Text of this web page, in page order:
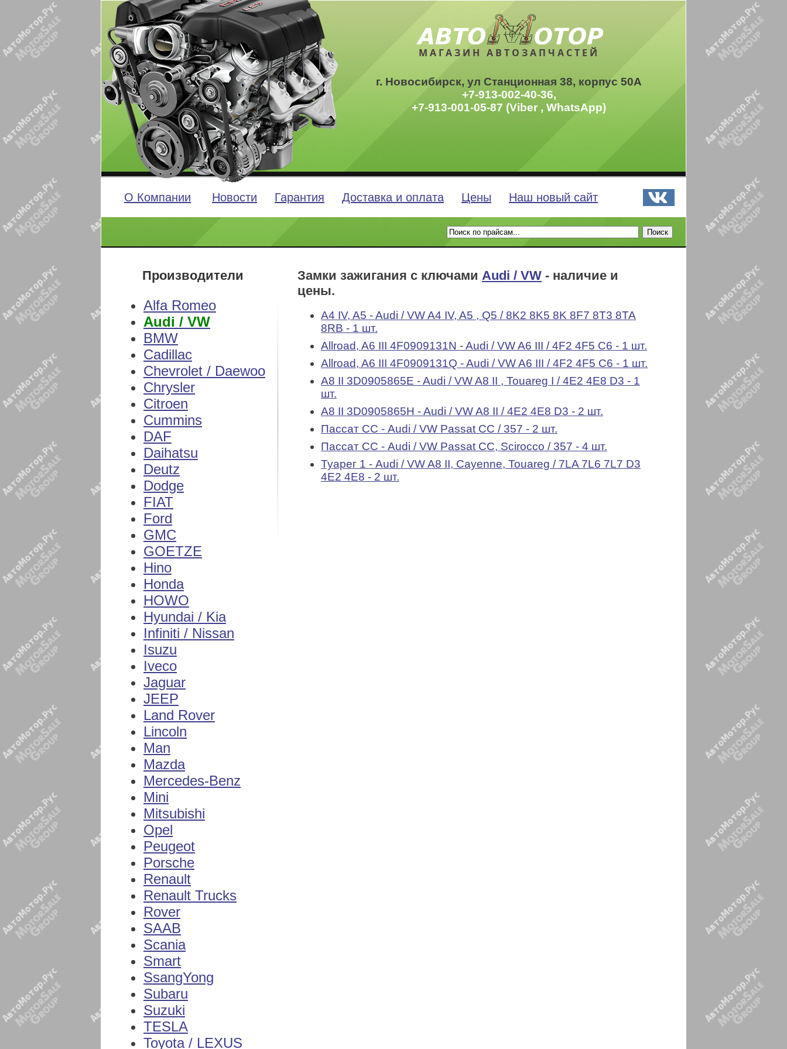
МАГАЗИН АВТОЗАПЧАСТЕЙ
г. Новосибирск, ул Станционная 38, корпус 50А
+7-913-002-40-36,
+7-913-001-05-87 (Viber , WhatsApp)
О Компании Новости Гарантия Доставка и оплата Цены Наш новый сайт
Производители
Alfa Romeo
Audi / VW
BMW
Cadillac
Chevrolet / Daewoo
Chrysler
Citroen
Cummins
DAF
Daihatsu
Deutz
Dodge
FIAT
Ford
GMC
GOETZE
Hino
Honda
HOWO
Hyundai / Kia
Infiniti / Nissan
Isuzu
Iveco
Jaguar
JEEP
Land Rover
Lincoln
Man
Mazda
Mercedes-Benz
Mini
Mitsubishi
Opel
Peugeot
Porsche
Renault
Renault Trucks
Rover
SAAB
Scania
Smart
SsangYong
Subaru
Suzuki
TESLA
Toyota / LEXUS
Замки зажигания с ключами Audi / VW - наличие и
цены.
A4 IV, A5 - Audi / VW A4 IV, A5 , Q5 / 8K2 8K5 8K 8F7 8T3 8TA
8RB - 1 шт.
Allroad, A6 III 4F0909131N - Audi / VW A6 III / 4F2 4F5 C6 - 1 шт.
Allroad, A6 III 4F0909131Q - Audi / VW A6 III / 4F2 4F5 C6 - 1 шт.
А8 II 3D0905865E - Audi / VW A8 II , Touareg I / 4E2 4E8 D3 - 1
шт.
А8 II 3D0905865H - Audi / VW A8 II / 4E2 4E8 D3 - 2 шт.
Пассат СС - Audi / VW Passat CC / 357 - 2 шт.
Пассат СС - Audi / VW Passat CC, Scirocco / 357 - 4 шт.
Туарег 1 - Audi / VW A8 II, Cayenne, Touareg / 7LA 7L6 7L7 D3
4E2 4E8 - 2 шт.